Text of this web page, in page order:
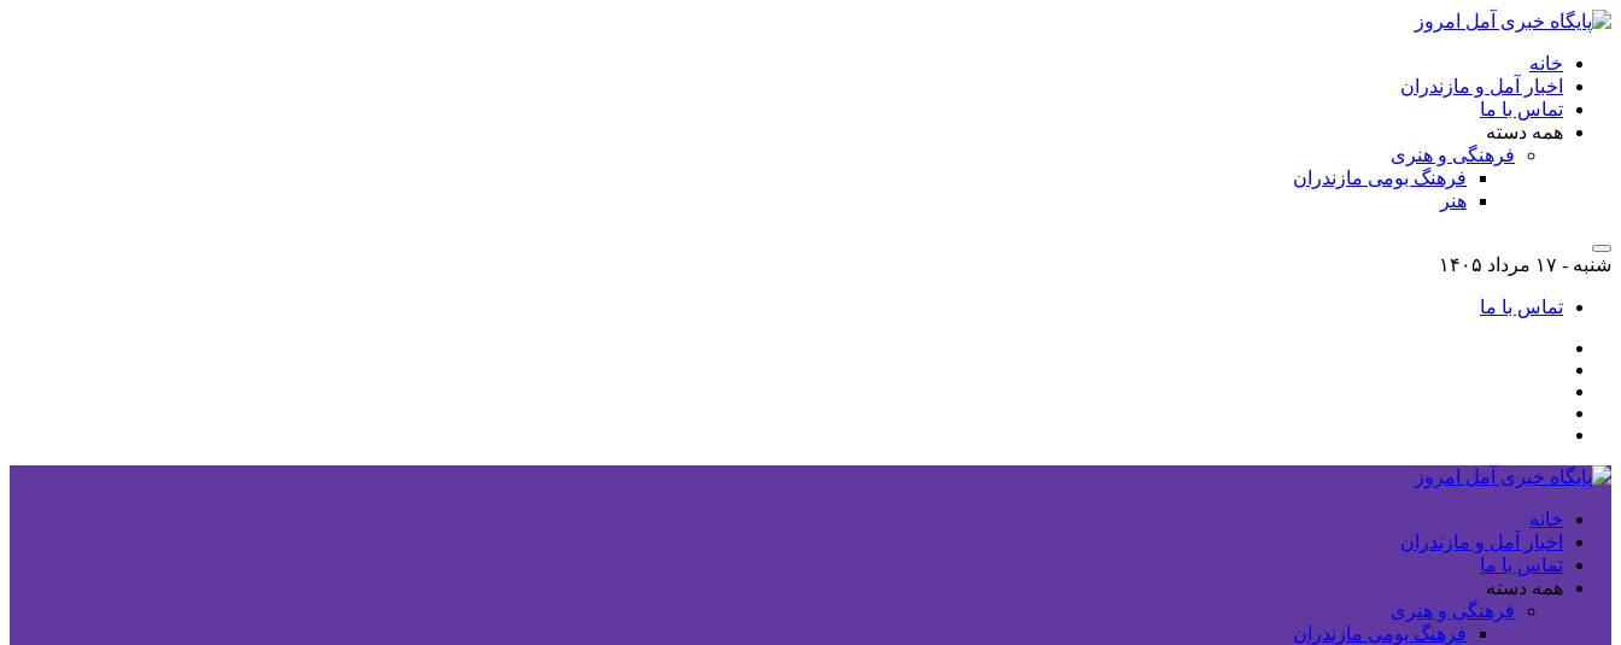
خانه
اخبار آمل و مازندران
تماس با ما
همه دسته
فرهنگی و هنری
فرهنگ بومی مازندران
هنر
شنبه - ۱۷ مرداد ۱۴۰۵
تماس با ما
خانه
اخبار آمل و مازندران
تماس با ما
همه دسته
فرهنگی و هنری
فرهنگ بومی مازندران